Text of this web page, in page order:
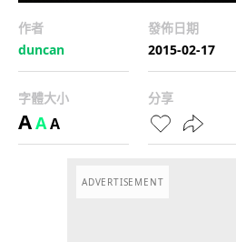
作者
duncan
發佈日期
2015-02-17
字體大小
AAA
分享
ADVERTISEMENT